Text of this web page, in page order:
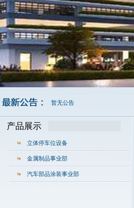
暂无公告
产品展示
立体停车位设备
金属制品事业部
汽车部品涂装事业部